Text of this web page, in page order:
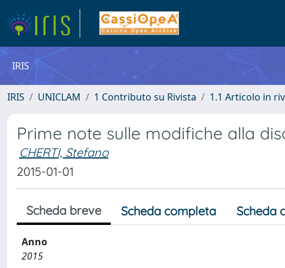
IRIS
IRIS UNICLAM 1 Contributo su Rivista 1.1 Articolo in
Prime note sulle modifiche alla
CHERTI, Stefano
2015-01-01
Scheda breve Scheda completa Scheda
Anno
2015